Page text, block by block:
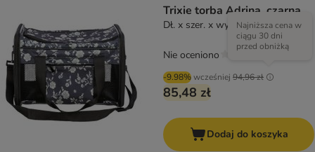
Trixie torba Adrina, czarna
Dł. x szer. x wys.: 42 × 26 × 27 cm
-9.98%wcześniej 94,96 zł
Najniższa cena w
ciągu 30 dni
przed obniżką
85,48 zł
Nie oceniono
Dodaj do koszyka